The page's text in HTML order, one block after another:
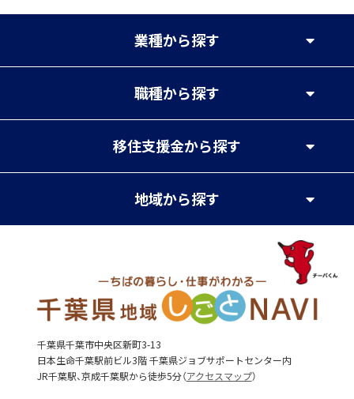
業種から探す
職種から探す
移住支援金から探す
地域から探す
千葉県千葉市中央区新町3-13
日本生命千葉駅前ビル3階 千葉県ジョブサポートセンター内
JR千葉駅、京成千葉駅から徒歩5分（アクセスマップ）